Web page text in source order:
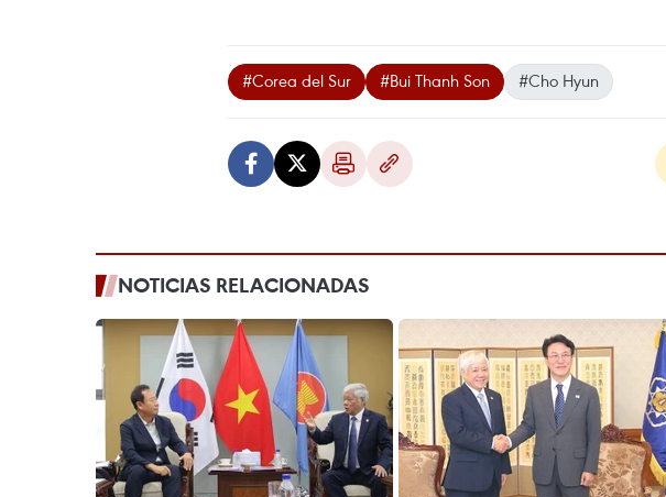
#Corea del Sur #Bui Thanh Son #Cho Hyun
NOTICIAS RELACIONADAS